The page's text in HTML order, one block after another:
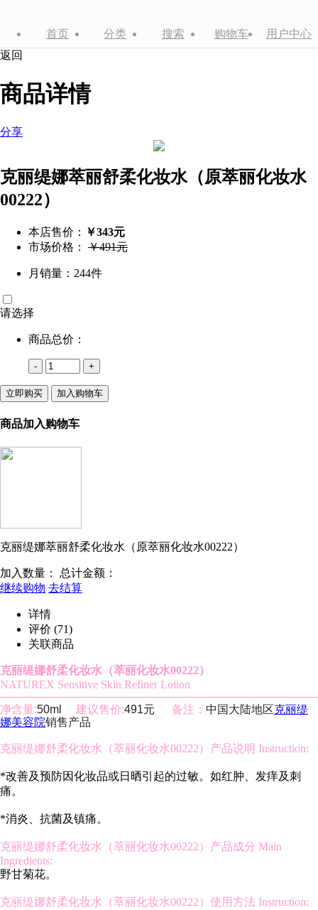
首页 分类 搜索 购物车
用户中心
返回
商品详情
分享
克丽缇娜萃丽舒柔化妆水（原萃丽化妆水
00222）
本店售价： ￥343元
市场价格： ￥491元
月销量：244件
请选择
商品总价：
- +
立即购买 加入购物车
商品加入购物车
克丽缇娜萃丽舒柔化妆水（原萃丽化妆水00222）
加入数量： 总计金额：
继续购物 去结算
详情
评价 (71)
关联商品
克丽缇娜舒柔化妆水（萃丽化妆水00222）
NATUREX Sensitive Skin Refiner Lotion
净含量:50ml 建议售价:491元 备注： 中国大陆地区克丽缇
娜美容院销售产品
克丽缇娜舒柔化妆水（萃丽化妆水00222）产品说明 Instruction:
*改善及预防因化妆品或日晒引起的过敏。如红肿、发痒及刺
痛。
*消炎、抗菌及镇痛。
克丽缇娜舒柔化妆水（萃丽化妆水00222）产品成分 Main
Ingredients:
野甘菊花。
克丽缇娜舒柔化妆水（萃丽化妆水00222）使用方法 Instruction: